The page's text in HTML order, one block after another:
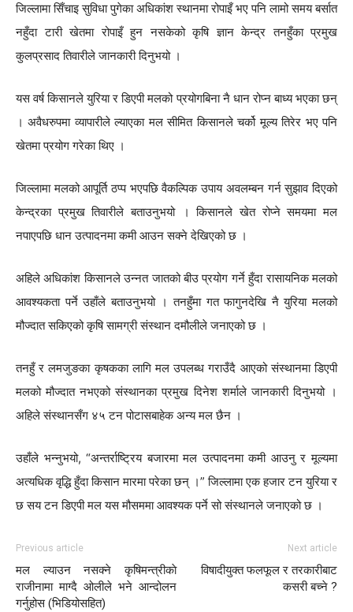
जिल्लामा सिँचाइ सुविधा पुगेका अधिकांश स्थानमा रोपाइँ भए पनि लामो समय बर्सात
नहुँदा टारी खेतमा रोपाइँ हुन नसकेको कृषि ज्ञान केन्द्र तनहुँका प्रमुख
कुलप्रसाद तिवारीले जानकारी दिनुभयो ।
यस वर्ष किसानले युरिया र डिएपी मलको प्रयोगबिना नै धान रोप्न बाध्य भएका छन्
। अवैधरुपमा व्यापारीले ल्याएका मल सीमित किसानले चर्को मूल्य तिरेर भए पनि
खेतमा प्रयोग गरेका थिए ।
जिल्लामा मलको आपूर्ति ठप्प भएपछि वैकल्पिक उपाय अवलम्बन गर्न सुझाव दिएको
केन्द्रका प्रमुख तिवारीले बताउनुभयो । किसानले खेत रोप्ने समयमा मल
नपाएपछि धान उत्पादनमा कमी आउन सक्ने देखिएको छ ।
अहिले अधिकांश किसानले उन्नत जातको बीउ प्रयोग गर्ने हुँदा रासायनिक मलको
आवश्यकता पर्ने उहाँले बताउनुभयो । तनहुँमा गत फागुनदेखि नै युरिया मलको
मौज्दात सकिएको कृषि सामग्री संस्थान दमौलीले जनाएको छ ।
तनहुँ र लमजुङका कृषकका लागि मल उपलब्ध गराउँदै आएको संस्थानमा डिएपी
मलको मौज्दात नभएको संस्थानका प्रमुख दिनेश शर्माले जानकारी दिनुभयो ।
अहिले संस्थानसँग ४५ टन पोटासबाहेक अन्य मल छैन ।
उहाँले भन्नुभयो, “अन्तर्राष्ट्रिय बजारमा मल उत्पादनमा कमी आउनु र मूल्यमा
अत्यधिक वृद्धि हुँदा किसान मारमा परेका छन् ।” जिल्लामा एक हजार टन युरिया र
छ सय टन डिएपी मल यस मौसममा आवश्यक पर्ने सो संस्थानले जनाएको छ ।
Previous article
मल ल्याउन नसक्ने कृषिमन्त्रीकाे
राजीनामा माग्दै ओलीले भने आन्दोलन
गर्नुहोस (भिडियोसहित)
Next article
विषादीयुक्त फलफूल र तरकारीबाट
कसरी बच्ने ?